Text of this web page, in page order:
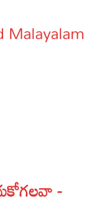
Malayalam
-